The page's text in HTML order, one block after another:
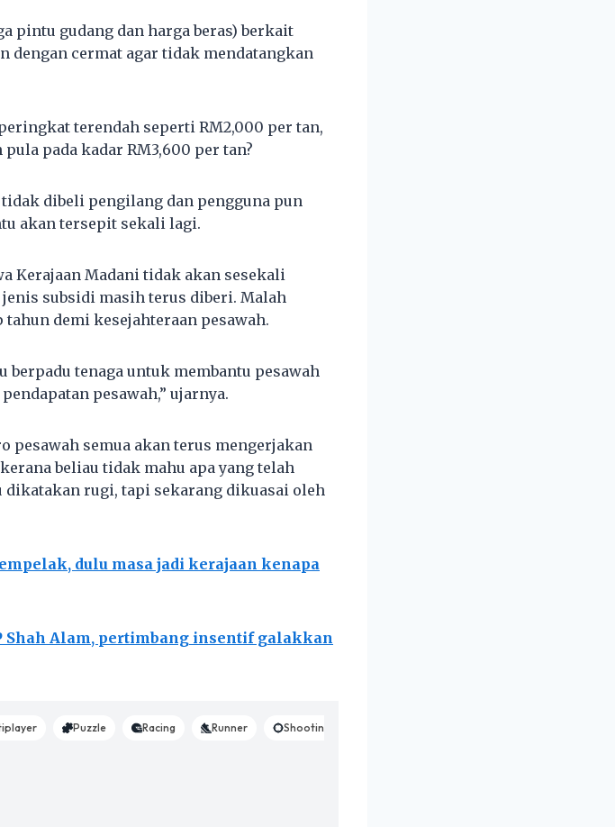
pintu gudang dan harga beras) berkait
dengan cermat agar tidak mendatangkan
terendah seperti RM2,000 per tan,
pada kadar RM3,600 per tan?
dibeli pengilang dan pengguna pun
akan tersepit sekali lagi.
Kerajaan Madani tidak akan sesekali
subsidi masih terus diberi. Malah
demi kesejahteraan pesawah.
berpadu tenaga untuk membantu pesawah
pesawah,” ujarnya.
pesawah semua akan terus mengerjakan
beliau tidak mahu apa yang telah
dikatakan rugi, tapi sekarang dikuasai oleh
dulu masa jadi kerajaan kenapa
Shah Alam, pertimbang insentif galakkan